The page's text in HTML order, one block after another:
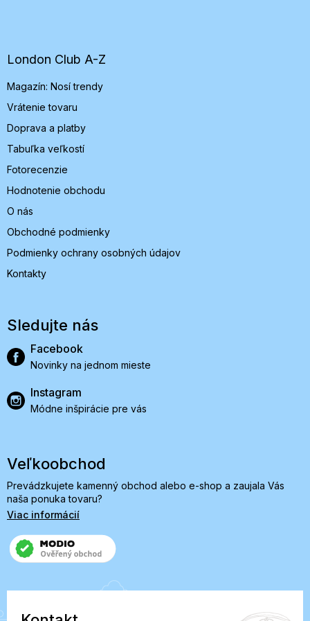
e
London Club A-Z
Magazín: Nosí trendy
Vrátenie tovaru
Doprava a platby
Tabuľka veľkostí
Fotorecenzie
Hodnotenie obchodu
O nás
Obchodné podmienky
Podmienky ochrany osobných údajov
Kontakty
Sledujte nás
Facebook
Novinky na jednom mieste
Instagram
Módne inšpirácie pre vás
Veľkoobchod
Prevádzkujete kamenný obchod alebo e-shop a zaujala Vás
naša ponuka tovaru?
Viac informácií